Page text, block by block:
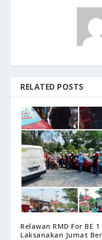
RELATED POSTS
Relawan RMD For BE
Laksanakan Jumat